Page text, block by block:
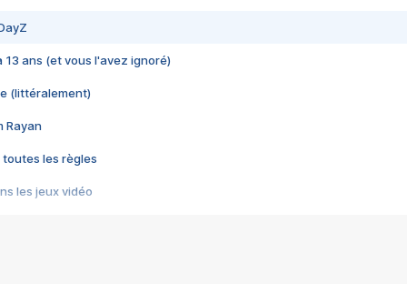
13 ans (et vous l'avez ignoré)
(littéralement)
Rayan
toutes les règles
les jeux vidéo